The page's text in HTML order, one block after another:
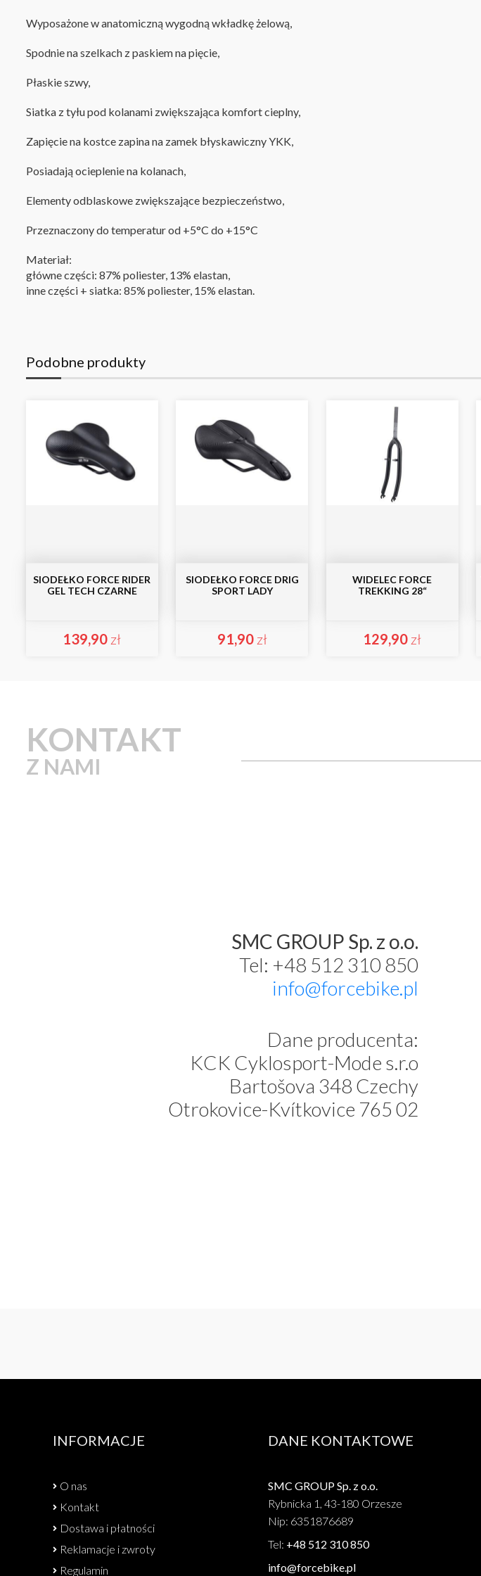
Wyposażone w anatomiczną wygodną wkładkę żelową,
Spodnie na szelkach z paskiem na pięcie,
Płaskie szwy,
Siatka z tyłu pod kolanami zwiększająca komfort cieplny,
Zapięcie na kostce zapina na zamek błyskawiczny YKK,
Posiadają ocieplenie na kolanach,
Elementy odblaskowe zwiększające bezpieczeństwo,
Przeznaczony do temperatur od +5°C do +15°C
Materiał:
główne części: 87% poliester, 13% elastan,
inne części + siatka: 85% poliester, 15% elastan.
Podobne produkty
SIODEŁKO FORCE RIDER
GEL TECH CZARNE
139,90 zł
SIODEŁKO FORCE DRIG
SPORT LADY
91,90 zł
WIDELEC FORCE
TREKKING 28“
129,90 zł
KONTAKT
Z NAMI
SMC GROUP Sp. z o.o.
Tel: +48 512 310 850
info@forcebike.pl
Dane producenta:
KCK Cyklosport-Mode s.r.o
Bartošova 348 Czechy
Otrokovice-Kvítkovice 765 02
INFORMACJE
O nas
Kontakt
Dostawa i płatności
Reklamacje i zwroty
Regulamin
DANE KONTAKTOWE
SMC GROUP Sp. z o.o.
Rybnicka 1, 43-180 Orzesze
Nip: 6351876689
Tel: +48 512 310 850
info@forcebike.pl